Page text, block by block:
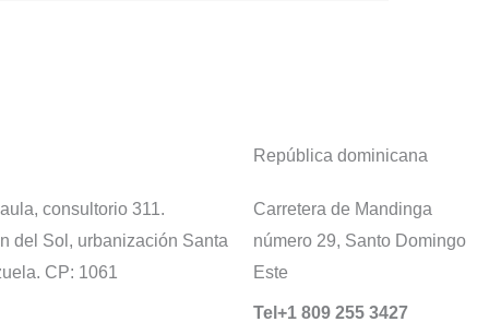
consultorio 311.
del Sol, urbanización Santa
CP: 1061
República dominicana
Carretera de Mandinga
número 29, Santo Domingo
Este
Tel+1 809 255 3427